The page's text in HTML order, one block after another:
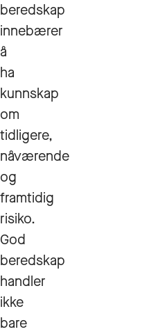
beredskap
innebærer
å
ha
kunnskap
om
tidligere,
nåværende
og
framtidig
risiko.
God
beredskap
handler
ikke
bare